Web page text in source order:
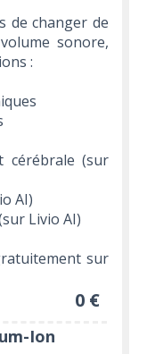
de changer de
sonore,
:
cérébrale (sur
AI)
Livio AI)
sur
0 €
Ion